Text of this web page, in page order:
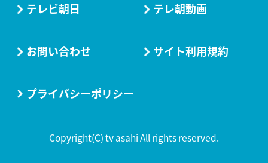
テレビ朝日 テレ朝動画
お問い合わせ サイト利用規約
プライバシーポリシー
Copyright(C) tv asahi All rights reserved.